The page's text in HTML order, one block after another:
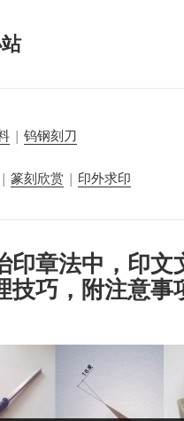
|钨钢刻刀
|篆刻欣赏 | 印外求印
印章法中，印文
技巧，附注意事